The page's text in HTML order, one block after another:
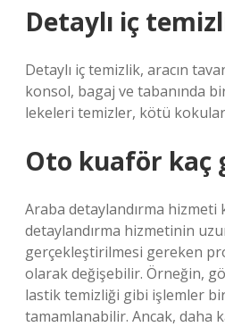
Detaylı iç
Detaylı iç temizlik, aracın
konsol, bagaj ve tabanında
lekeleri temizler, kötü
Oto kuaför kaç
Araba detaylandırma hizmeti
detaylandırma hizmetinin
gerçekleştirilmesi gereken
olarak değişebilir. Örneğin,
lastik temizliği gibi işlemler
tamamlanabilir. Ancak, daha